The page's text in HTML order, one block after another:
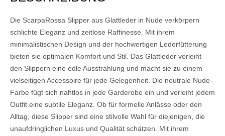
Die ScarpaRossa Slipper aus Glattleder in Nude verkörpern
schlichte Eleganz und zeitlose Raffinesse. Mit ihrem
minimalistischen Design und der hochwertigen Lederfütterung
bieten sie optimalen Komfort und Stil. Das Glattleder verleiht
den Slippern eine edle Ausstrahlung und macht sie zu einem
vielseitigen Accessoire für jede Gelegenheit. Die neutrale Nude-
Farbe fügt sich nahtlos in jede Garderobe ein und verleiht jedem
Outfit eine subtile Eleganz. Ob für formelle Anlässe oder den
Alltag, diese Slipper sind eine stilvolle Wahl für diejenigen, die
unaufdringlichen Luxus und Qualität schätzen. Mit ihrem